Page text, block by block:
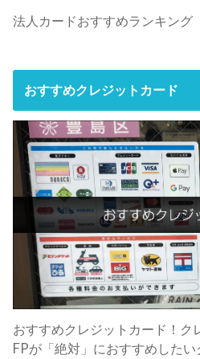
法人カードおすすめランキング
おすすめクレジットカード
おすすめクレジットカード！
FPが「絶対」におすすめした